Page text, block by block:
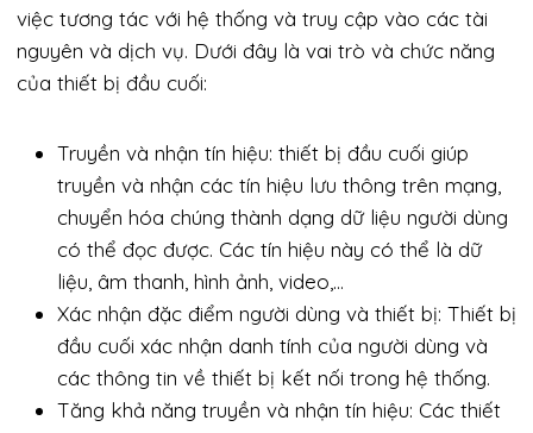
việc tương tác với hệ thống và truy cập vào các tài
nguyên và dịch vụ. Dưới đây là vai trò và chức năng
của thiết bị đầu cuối:
Truyền và nhận tín hiệu: thiết bị đầu cuối giúp
truyền và nhận các tín hiệu lưu thông trên mạng,
chuyển hóa chúng thành dạng dữ liệu người dùng
có thể đọc được. Các tín hiệu này có thể là dữ
liệu, âm thanh, hình ảnh, video,…
Xác nhận đặc điểm người dùng và thiết bị: Thiết bị
đầu cuối xác nhận danh tính của người dùng và
các thông tin về thiết bị kết nối trong hệ thống.
Tăng khả năng truyền và nhận tín hiệu: Các thiết